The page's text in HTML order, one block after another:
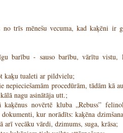
no trīs mēnešu vecuma, kad kaķēni ir
barību - sauso barību, vārītu vistu,
kaķu tualeti ar pildvielu;
procedūrām, tādām kā
nagu asinātāja utt.;
novērtē kluba „Rebuss”
kur norādīts: kaķēna
arī vecāku vārdi, dzimums, suga, krāsa;